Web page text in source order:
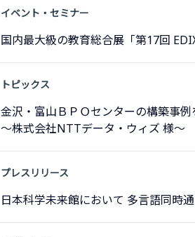
イベント・セミナー
国内最大級の教育総合展「第17回
トピックス
金沢・富山ＢＰＯセンターの構築事
～株式会社NTTデータ・ウィズ 様～
プレスリリース
日本科学未来館において 多言語同時